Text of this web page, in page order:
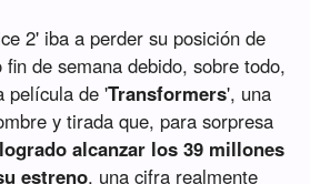
2' iba a perder su posición de
de semana debido, sobre todo,
película de 'Transformers', una
y tirada que, para sorpresa
alcanzar los 39 millones
estreno, una cifra realmente